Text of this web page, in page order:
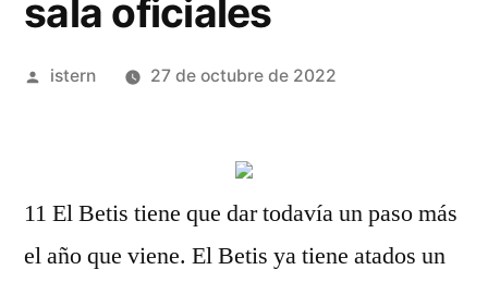
sala oficiales
Publicado
istern 27 de octubre de 2022
11 El Betis tiene que dar todavía un paso más
el año que viene. El Betis ya tiene atados un